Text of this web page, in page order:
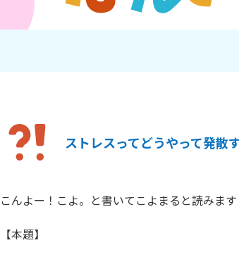
ストレスってどうやって発散
こんよー！こよ。と書いてこよまると読みま
【本題】